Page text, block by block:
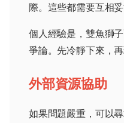
際。這些都需要互相妥
個人經驗是，雙魚獅
爭論。先冷靜下來，再
外部資源協助
如果問題嚴重，可以